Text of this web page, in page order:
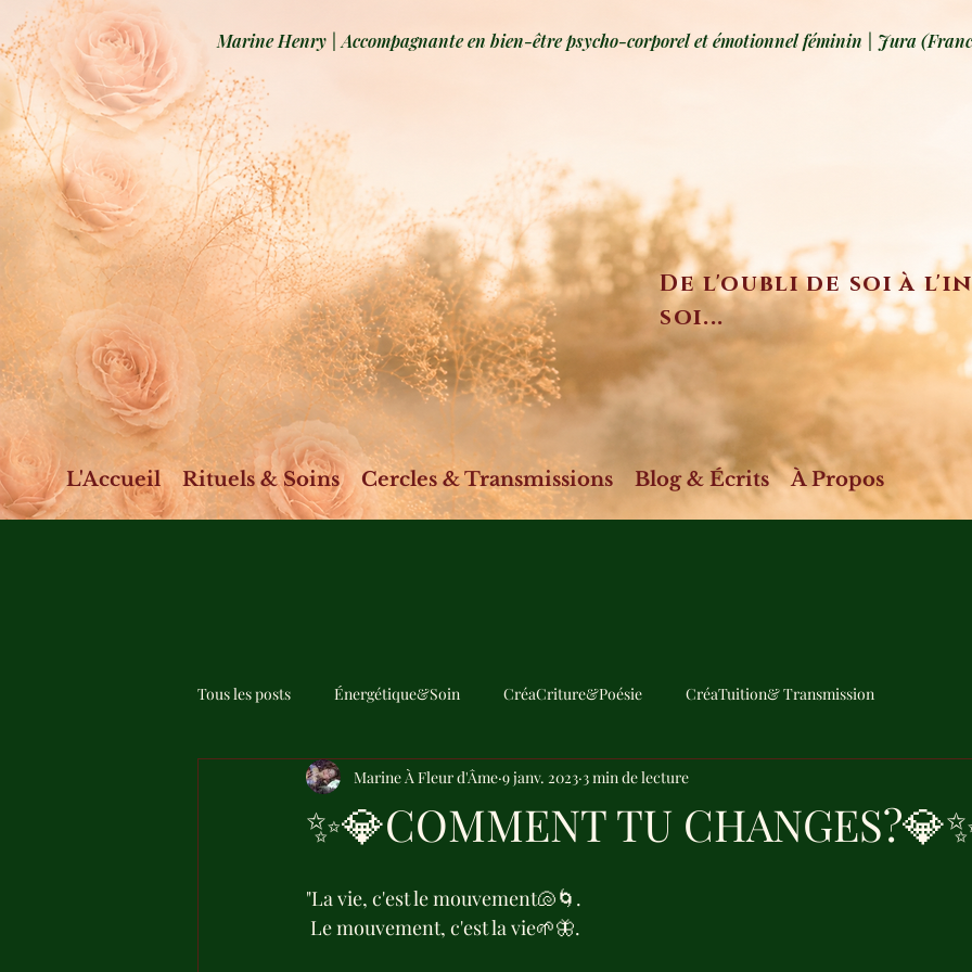
Marine Henry | Accompagnante en bien-être psycho-corporel et émotionnel féminin | Jura
De l'oubli de soi à
soi...
L'Accueil Rituels & Soins Cercles & Transmissions Blog & Écrits À Propos
Tous les posts Énergétique&Soin CréaCriture&Poésie CréaTuition& Transmission
✨💎COMMENT TU
Marine À Fleur d'Âme 9 janv. 2023 3 min de lecture
"La vie, c'est le mouvement🐚🌀.
Le mouvement, c'est la vie🌱🦋.